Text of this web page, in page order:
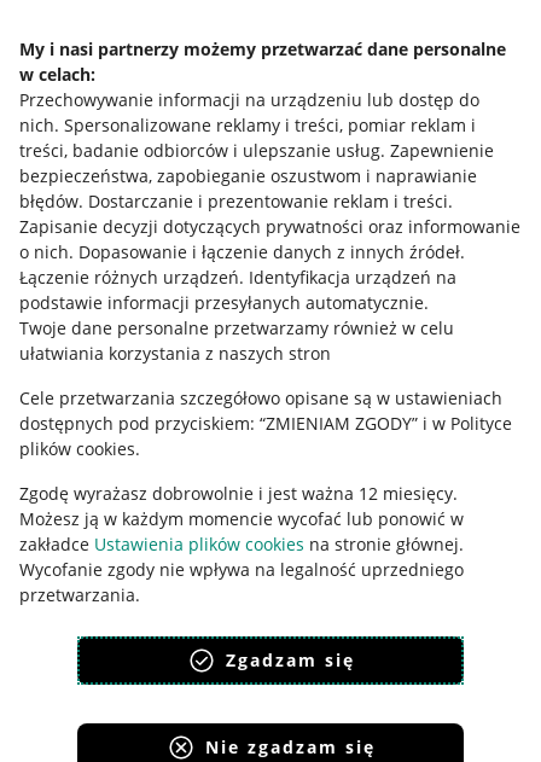
My i nasi partnerzy możemy przetwarzać dane personalne
w celach:
Przechowywanie informacji na urządzeniu lub dostęp do
nich. Spersonalizowane reklamy i treści, pomiar reklam i
treści, badanie odbiorców i ulepszanie usług. Zapewnienie
bezpieczeństwa, zapobieganie oszustwom i naprawianie
błędów. Dostarczanie i prezentowanie reklam i treści.
Zapisanie decyzji dotyczących prywatności oraz informowanie
o nich. Dopasowanie i łączenie danych z innych źródeł.
Łączenie różnych urządzeń. Identyfikacja urządzeń na
podstawie informacji przesyłanych automatycznie.
Twoje dane personalne przetwarzamy również w celu
ułatwiania korzystania z naszych stron
Cele przetwarzania szczegółowo opisane są w ustawieniach
dostępnych pod przyciskiem: “ZMIENIAM ZGODY” i w Polityce
plików cookies.
Zgodę wyrażasz dobrowolnie i jest ważna 12 miesięcy.
Możesz ją w każdym momencie wycofać lub ponowić w
zakładce Ustawienia plików cookies na stronie głównej.
Wycofanie zgody nie wpływa na legalność uprzedniego
przetwarzania.
polityka plików cookies
polityka ochrony prywatności
Zgadzam się
Nie zgadzam się
Allegro Gadane dla kupujących
Mapa miejscowości
Informacje prawne
Regulamin
Polityka plików "cookies"
Ustawienia plików "cookies"
Udostępnianie lokalizacji
Informacje dla Aktu o Usługach Cyfrowych
Pobierz aplikację